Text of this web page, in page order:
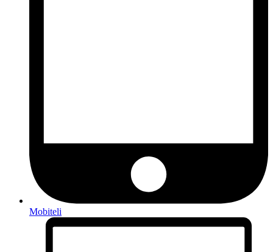
Mobiteli